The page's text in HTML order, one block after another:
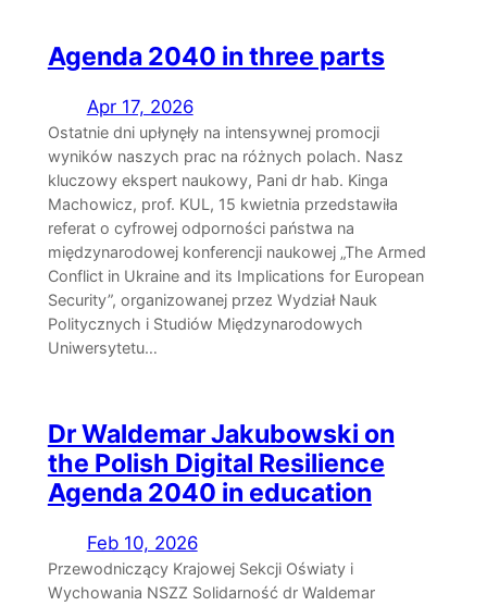
Agenda 2040 in three parts
Apr 17, 2026
Ostatnie dni upłynęły na intensywnej promocji
wyników naszych prac na różnych polach. Nasz
kluczowy ekspert naukowy, Pani dr hab. Kinga
Machowicz, prof. KUL, 15 kwietnia przedstawiła
referat o cyfrowej odporności państwa na
międzynarodowej konferencji naukowej „The Armed
Conflict in Ukraine and its Implications for European
Security”, organizowanej przez Wydział Nauk
Politycznych i Studiów Międzynarodowych
Uniwersytetu…
Dr Waldemar Jakubowski on
the Polish Digital Resilience
Agenda 2040 in education
Feb 10, 2026
Przewodniczący Krajowej Sekcji Oświaty i
Wychowania NSZZ Solidarność dr Waldemar